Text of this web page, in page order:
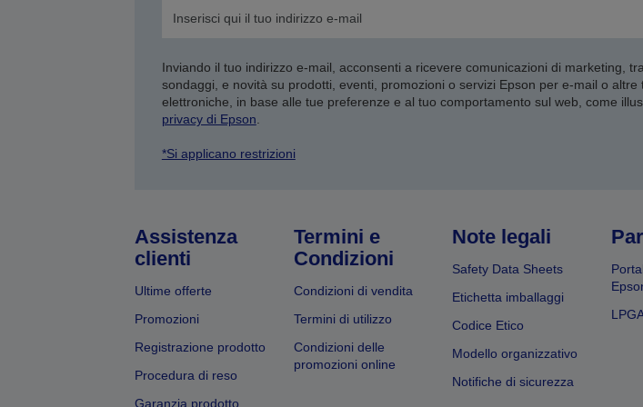
Inviando il tuo indirizzo e-mail, acconsenti a ricevere comunicazioni di marketing,
sondaggi, e novità su prodotti, eventi, promozioni o servizi Epson per e-mail o altre
elettroniche, in base alle tue preferenze e al tuo comportamento sul web, come
privacy di Epson.
*Si applicano restrizioni
Assistenza
clienti
Ultime offerte
Promozioni
Registrazione prodotto
Procedura di reso
Garanzia prodotto
Termini e
Condizioni
Condizioni di vendita
Termini di utilizzo
Condizioni delle
promozioni online
Note legali
Safety Data Sheets
Etichetta imballaggi
Codice Etico
Modello organizzativo
Notifiche di sicurezza